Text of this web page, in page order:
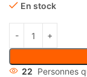
En stock
22 Personnes